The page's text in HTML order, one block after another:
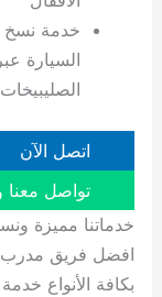
خدمة نسخ
السيارة
اتصل الآن
تواصل معنا
خدماتنا مميزة
افضل فريق مدرب
بكافة الأنواع